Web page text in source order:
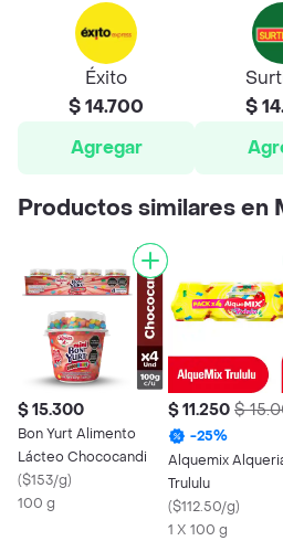
Éxito
$ 14.700
Agregar
$
Productos similares en
$ 15.300
Bon Yurt Alimento
Lácteo Chococandi
($153/g)
100 g
$ 11.250 $
-25%
Alquemix
Trululu
($112.50/g)
1 X 100 g